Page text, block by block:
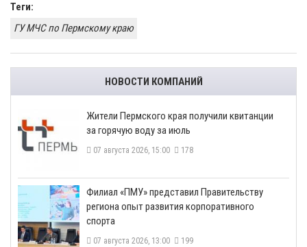
Теги:
ГУ МЧС по Пермскому краю
НОВОСТИ КОМПАНИЙ
​Жители Пермского края получили квитанции
за горячую воду за июль
07 августа 2026, 15:00 178
​Филиал «ПМУ» представил Правительству
региона опыт развития корпоративного
спорта
07 августа 2026, 13:00 199